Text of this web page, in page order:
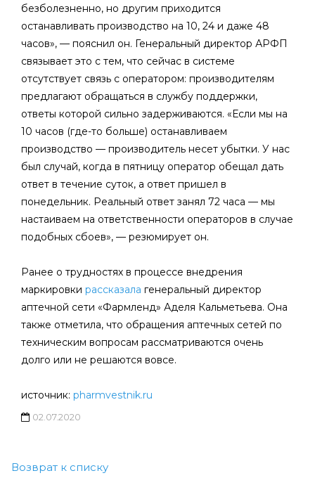
безболезненно, но другим приходится
останавливать производство на 10, 24 и даже 48
часов», — пояснил он. Генеральный директор АРФП
связывает это с тем, что сейчас в системе
отсутствует связь с оператором: производителям
предлагают обращаться в службу поддержки,
ответы которой сильно задерживаются. «Если мы на
10 часов (где-то больше) останавливаем
производство — производитель несет убытки. У нас
был случай, когда в пятницу оператор обещал дать
ответ в течение суток, а ответ пришел в
понедельник. Реальный ответ занял 72 часа — мы
настаиваем на ответственности операторов в случае
подобных сбоев», — резюмирует он.
Ранее о трудностях в процессе внедрения
маркировки рассказала генеральный директор
аптечной сети «Фармленд» Аделя Кальметьева. Она
также отметила, что обращения аптечных сетей по
техническим вопросам рассматриваются очень
долго или не решаются вовсе.
источник: pharmvestnik.ru
02.07.2020
Возврат к списку